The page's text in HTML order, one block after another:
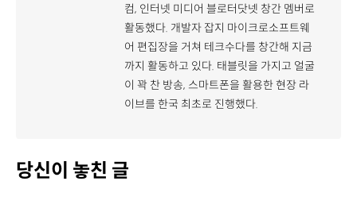
컴, 인터넷 미디어 블로터닷넷 창간 멤버로
활동했다. 개발자 잡지 마이크로소프트웨
어 편집장을 거쳐 테크수다를 창간해 지금
까지 활동하고 있다. 태블릿을 가지고 얼굴
이 꽉 찬 방송, 스마트폰을 활용한 현장 라
이브를 한국 최초로 진행했다.
당신이 놓친 글